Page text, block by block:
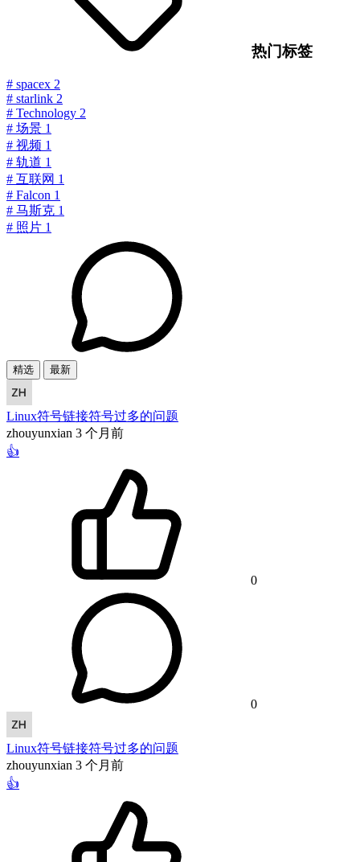
热门标签
# spacex 2
# starlink 2
# Technology 2
# 场景 1
# 视频 1
# 轨道 1
# 互联网 1
# Falcon 1
# 马斯克 1
# 照片 1
精选 最新
Linux符号链接符号过多的问题
zhouyunxian 3 个月前
👍
0
0
Linux符号链接符号过多的问题
zhouyunxian 3 个月前
👍